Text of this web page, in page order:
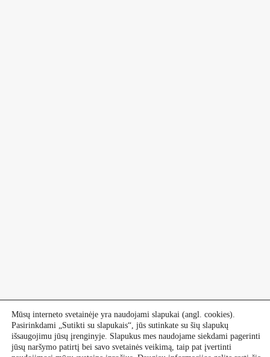
Mūsų interneto svetainėje yra naudojami slapukai (angl. cookies).
Pasirinkdami „Sutikti su slapukais“, jūs sutinkate su šių slapukų
išsaugojimu jūsų įrenginyje. Slapukus mes naudojame siekdami pagerinti
jūsų naršymo patirtį bei savo svetainės veikimą, taip pat įvertinti